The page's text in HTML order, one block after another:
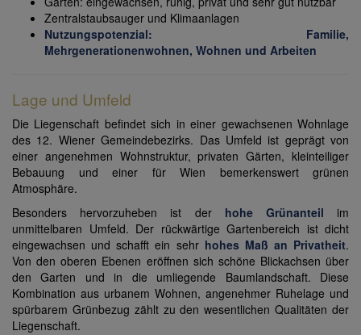
Zentralstaubsauger und Klimaanlagen
Nutzungspotenzial: Familie,
Mehrgenerationenwohnen, Wohnen und Arbeiten
Lage und Umfeld
Die Liegenschaft befindet sich in einer gewachsenen Wohnlage
des 12. Wiener Gemeindebezirks. Das Umfeld ist geprägt von
einer angenehmen Wohnstruktur, privaten Gärten, kleinteiliger
Bebauung und einer für Wien bemerkenswert grünen
Atmosphäre.
Besonders hervorzuheben ist der hohe Grünanteil im
unmittelbaren Umfeld. Der rückwärtige Gartenbereich ist dicht
eingewachsen und schafft ein sehr hohes Maß an Privatheit.
Von den oberen Ebenen eröffnen sich schöne Blickachsen über
den Garten und in die umliegende Baumlandschaft. Diese
Kombination aus urbanem Wohnen, angenehmer Ruhelage und
spürbarem Grünbezug zählt zu den wesentlichen Qualitäten der
Liegenschaft.